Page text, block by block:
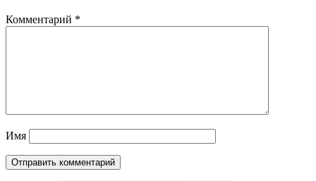
Комментарий *
Имя